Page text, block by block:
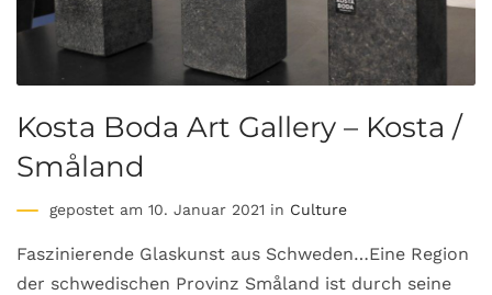
Kosta Boda Art Gallery – Kosta /
Småland
gepostet am 10. Januar 2021 in Culture
Faszinierende Glaskunst aus Schweden…Eine Region
der schwedischen Provinz Småland ist durch seine